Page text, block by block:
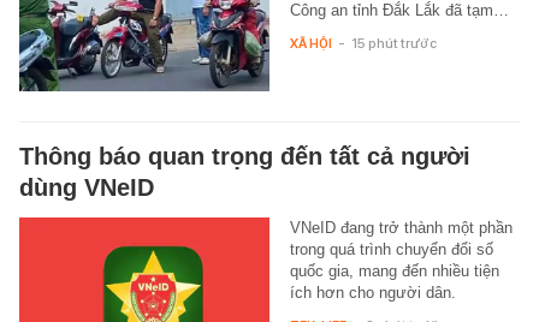
Công an tỉnh Đắk Lắk đã tạm…
XÃ HỘI - 15 phút trước
Thông báo quan trọng đến tất cả người
dùng VNeID
VNeID đang trở thành một phần
trong quá trình chuyển đổi số
quốc gia, mang đến nhiều tiện
ích hơn cho người dân.